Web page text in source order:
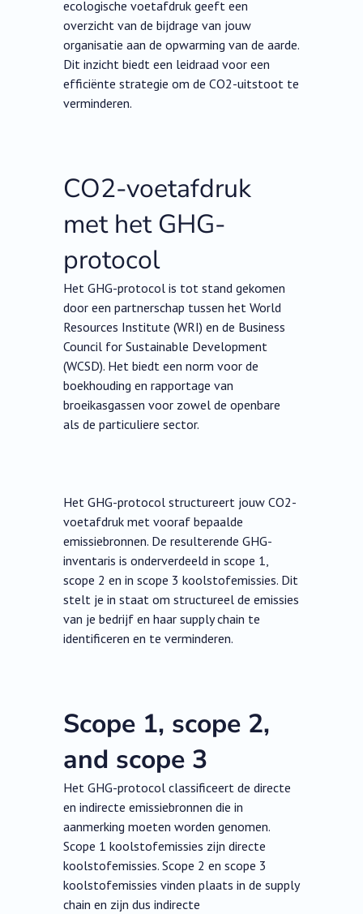
ecologische voetafdruk geeft een
overzicht van de bijdrage van jouw
organisatie aan de opwarming van de aarde.
Dit inzicht biedt een leidraad voor een
efficiënte strategie om de CO2-uitstoot te
verminderen. ‍
CO2-voetafdruk
met het GHG-
protocol
Het GHG-protocol is tot stand gekomen
door een partnerschap tussen het World
Resources Institute (WRI) en de Business
Council for Sustainable Development
(WCSD). Het biedt een norm voor de
boekhouding en rapportage van
broeikasgassen voor zowel de openbare
als de particuliere sector.
Het GHG-protocol structureert jouw CO2-
voetafdruk met vooraf bepaalde
emissiebronnen. De resulterende GHG-
inventaris is onderverdeeld in scope 1,
scope 2 en in scope 3 koolstofemissies. Dit
stelt je in staat om structureel de emissies
van je bedrijf en haar supply chain te
identificeren en te verminderen.
Scope 1, scope 2,
and scope 3
Het GHG-protocol classificeert de directe
en indirecte emissiebronnen die in
aanmerking moeten worden genomen.
Scope 1 koolstofemissies zijn directe
koolstofemissies. Scope 2 en scope 3
koolstofemissies vinden plaats in de supply
chain en zijn dus indirecte